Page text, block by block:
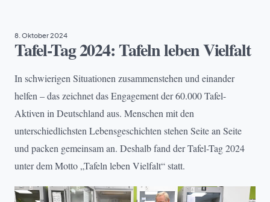
8. Oktober 2024
Tafel-Tag 2024: Tafeln leben Vielfalt
In schwierigen Situationen zusammenstehen und einander
helfen – das zeichnet das Engagement der 60.000 Tafel-
Aktiven in Deutschland aus. Menschen mit den
unterschiedlichsten Lebensgeschichten stehen Seite an Seite
und packen gemeinsam an. Deshalb fand der Tafel-Tag 2024
unter dem Motto „Tafeln leben Vielfalt“ statt.